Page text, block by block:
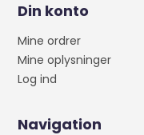
Din konto
Mine ordrer
Mine oplysninger
Log ind
Navigation